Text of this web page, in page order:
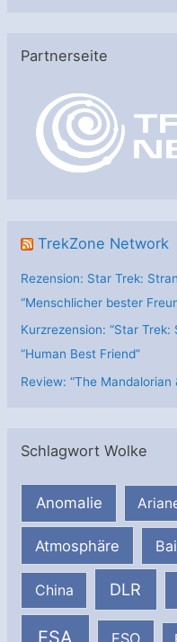
g
Partnerseite
TrekZone Network
Rezension: Star Trek:
“Menschlicher bester
Kurzrezension: “Star
“Human Best Friend”
Review: “The Mandalorian
Schlagwort Wolke
Anomalie
Atmosphäre
China DLR
ESA